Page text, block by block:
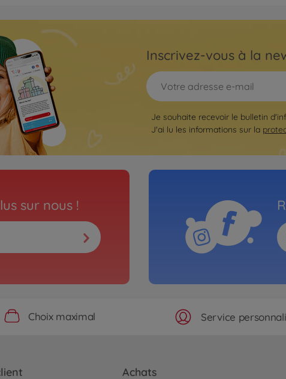
Inscrivez-vous à la
Je souhaite recevoir le bulletin
J'ai lu les informations sur la
sur nous !
Choix maximal Service
Achats